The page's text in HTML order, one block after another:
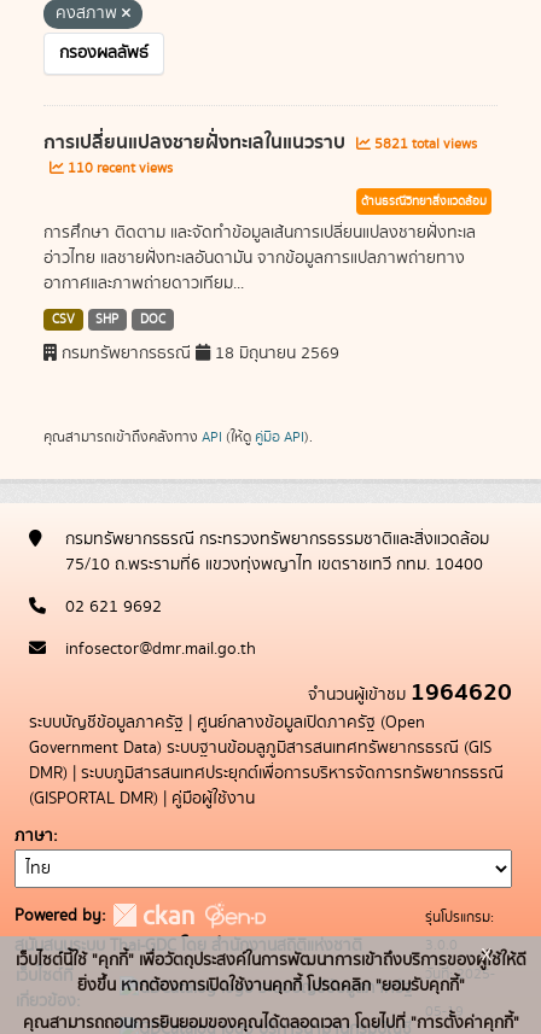
คงสภาพ
กรองผลลัพธ์
การเปลี่ยนแปลงชายฝั่งทะเลในแนวราบ
5821 total views
110 recent views
ด้านธรณีวิทยาสิ่งแวดล้อม
การศึกษา ติดตาม และจัดทำข้อมูลเส้นการเปลี่ยนแปลงชายฝั่งทะเล
อ่าวไทย แลชายฝั่งทะเลอันดามัน จากข้อมูลการแปลภาพถ่ายทาง
อากาศและภาพถ่ายดาวเทียม...
CSV SHP DOC
กรมทรัพยากรธรณี 18 มิถุนายน 2569
คุณสามารถเข้าถึงคลังทาง API (ให้ดู คู่มือ API).
กรมทรัพยากรธรณี กระทรวงทรัพยากรธรรมชาติและสิ่งแวดล้อม
75/10 ถ.พระรามที่6 แขวงทุ่งพญาไท เขตราชเทวี กทม. 10400
02 621 9692
infosector@dmr.mail.go.th
จำนวนผู้เข้าชม 1964620
ระบบบัญชีข้อมูลภาครัฐ | ศูนย์กลางข้อมูลเปิดภาครัฐ (Open
Government Data) ระบบฐานข้อมลูภูมิสารสนเทศทรัพยากรธรณี (GIS
DMR) | ระบบภูมิสารสนเทศประยุกต์เพื่อการบริหารจัดการทรัพยากรธรณี
(GISPORTAL DMR) | คู่มือผู้ใช้งาน
ภาษา
Powered by:
สนับสนุนระบบ Thai-GDC โดย สำนักงานสถิติแห่งชาติ
เว็บไซต์ที่
เกี่ยวข้อง:
ระบบบัญชีข้อมูลภาครัฐ
บริการนามานุกรมบัญชี
รุ่นโปรแกรม:
3.0.0
วันที่: 2025-
05-19
เว็บไซต์นี้ใช้ "คุกกี้" เพื่อวัตถุประสงค์ในการพัฒนาการเข้าถึงบริการของผู้ใช้ให้ดี
ยิ่งขึ้น หากต้องการเปิดใช้งานคุกกี้ โปรดคลิก "ยอมรับคุกกี้"
คุณสามารถถอนการยินยอมของคุณได้ตลอดเวลา โดยไปที่ "การตั้งค่าคุกกี้"
x